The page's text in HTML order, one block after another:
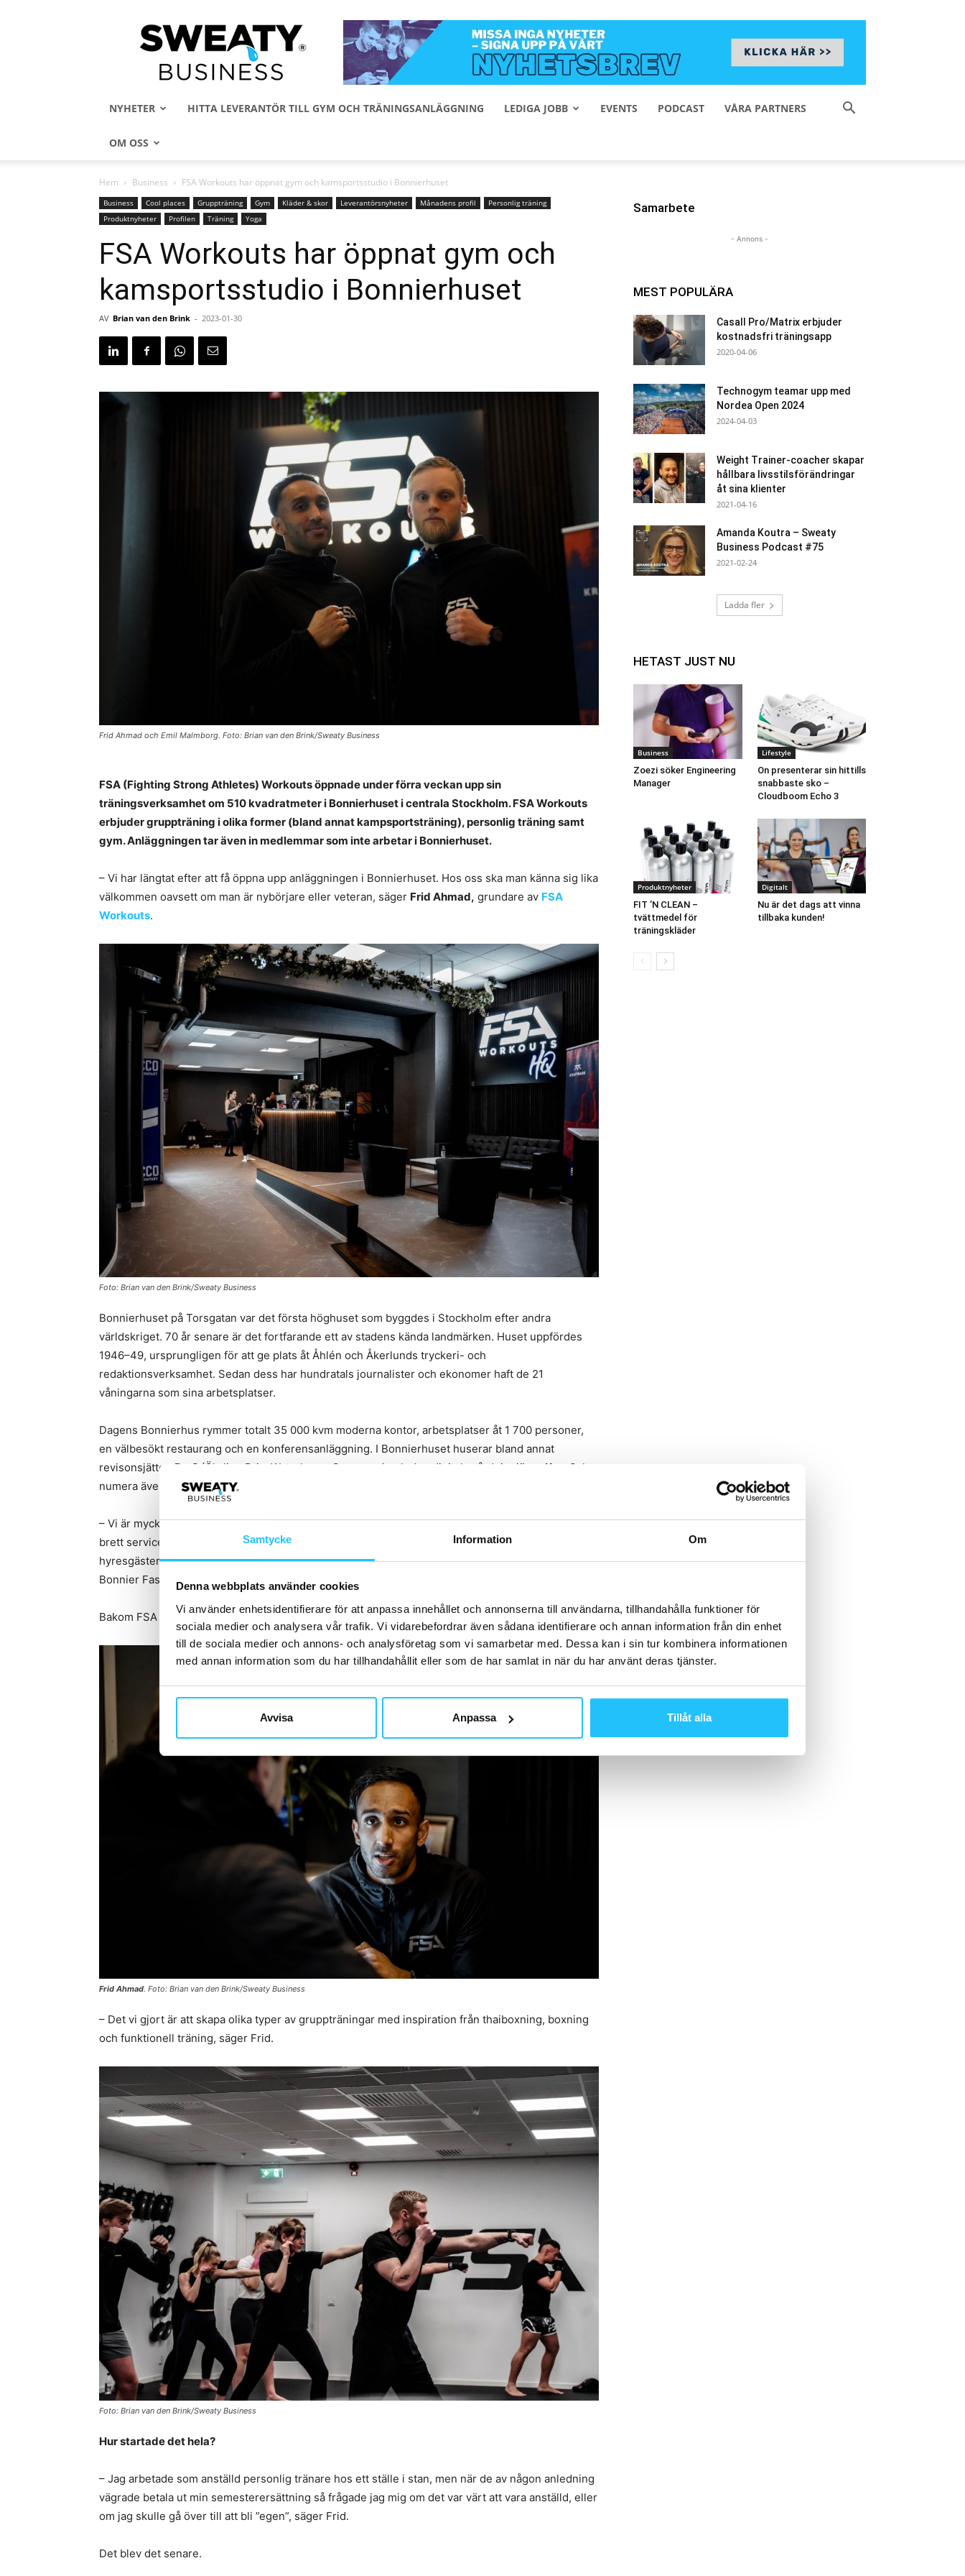
Samtycke Information Om
Denna webbplats använder cookies
Vi använder enhetsidentifierare för att anpassa innehållet och annonserna till användarna, tillhandahålla funktioner för
sociala medier och analysera vår trafik. Vi vidarebefordrar även sådana identifierare och annan information från din enhet
till de sociala medier och annons- och analysföretag som vi samarbetar med. Dessa kan i sin tur kombinera informationen
med annan information som du har tillhandahållit eller som de har samlat in när du har använt deras tjänster.
Avvisa Anpassa Tillåt alla
Sweaty
Business
NYHETER HITTA LEVERANTÖR TILL GYM OCH TRÄNINGSANLÄGGNING LEDIGA JOBB EVENTS PODCAST VÅRA PARTNERS
OM OSS
Hem Business FSA Workouts har öppnat gym och kamsportsstudio i Bonnierhuset
Business Cool places Gruppträning Gym Kläder & skor Leverantörsnyheter Månadens profil
Personlig träning
Produktnyheter
Profilen Träning Yoga
FSA Workouts har öppnat gym och
kamsportsstudio i Bonnierhuset
AV Brian van den Brink - 2023-01-30
Frid Ahmad och Emil Malmborg. Foto: Brian van den Brink/Sweaty Business
FSA (Fighting Strong Athletes) Workouts öppnade under förra veckan upp sin
träningsverksamhet om 510 kvadratmeter i Bonnierhuset i centrala Stockholm. FSA Workouts
erbjuder gruppträning i olika former (bland annat kampsportsträning), personlig träning samt
gym. Anläggningen tar även in medlemmar som inte arbetar i Bonnierhuset.
– Vi har längtat efter att få öppna upp anläggningen i Bonnierhuset. Hos oss ska man känna sig lika
välkommen oavsett om man är nybörjare eller veteran, säger Frid Ahmad, grundare av FSA
Workouts.
Foto: Brian van den Brink/Sweaty Business
Bonnierhuset på Torsgatan var det första höghuset som byggdes i Stockholm efter andra
världskriget. 70 år senare är det fortfarande ett av stadens kända landmärken. Huset uppfördes
1946–49, ursprungligen för att ge plats åt Åhlén och Åkerlunds tryckeri- och
redaktionsverksamhet. Sedan dess har hundratals journalister och ekonomer haft de 21
våningarna som sina arbetsplatser.
Dagens Bonnierhus rymmer totalt 35 000 kvm moderna kontor, arbetsplatser åt 1 700 personer,
en välbesökt restaurang och en konferensanläggning. I Bonnierhuset huserar bland annat
revisonsjätten PwC (Öhrling PriceWaterhouseCooopers) och den digitala vårdpionjären Kry
. Och
numera även en träningsanläggning –
– Vi är mycket glada över att få en träningsanläggning till Bonnierhuset. Huset rymmer redan ett
brett serviceutbud. Träning blir ett efterlängtat tillskott som vi hoppas ska uppskattas av våra
hyresgäster och bli en del av deras hållbara kontorsvardag, sägerPia Ljungqvist,Förvaltare
Bonnier Fastigheter.
Bakom FSA Workouts står barndomsvännerna Frid AhmadochEmil Malmborg.
Frid Ahmad. Foto: Brian van den Brink/Sweaty Business
– Det vi gjort är att skapa olika typer av gruppträningar med inspiration från thaiboxning, boxning
och funktionell träning, säger Frid.
Foto: Brian van den Brink/Sweaty Business
Hur startade det hela?
– Jag arbetade som anställd personlig tränare hos ett ställe i stan, men när de av någon anledning
vägrade betala ut min semesterersättning så frågade jag mig om det var värt att vara anställd, eller
om jag skulle gå över till att bli ”egen”, säger Frid.
Det blev det senare.
Samarbete
- Annons -
MEST POPULÄRA
Casall Pro/Matrix erbjuder
kostnadsfri träningsapp
2020-04-06
Technogym teamar upp med
Nordea Open 2024
2024-04-03
Weight Trainer-coacher skapar
hållbara livsstilsförändringar
åt sina klienter
2021-04-16
Amanda Koutra – Sweaty
Business Podcast #75
2021-02-24
Ladda fler
HETAST JUST NU
Business
Zoezi söker Engineering
Manager
Lifestyle
On presenterar sin hittills
snabbaste sko –
Cloudboom Echo 3
Produktnyheter
FIT ’N CLEAN –
tvättmedel för
träningskläder
Digitalt
Nu är det dags att vinna
tillbaka kunden!